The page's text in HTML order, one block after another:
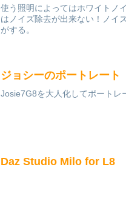
使う照明によってはホワイトノ
はノイズ除去が出来ない！ノイ
がする。
ジョシーのポートレート
Josie7G8を大人化してポートレ
Daz Studio Milo for L8